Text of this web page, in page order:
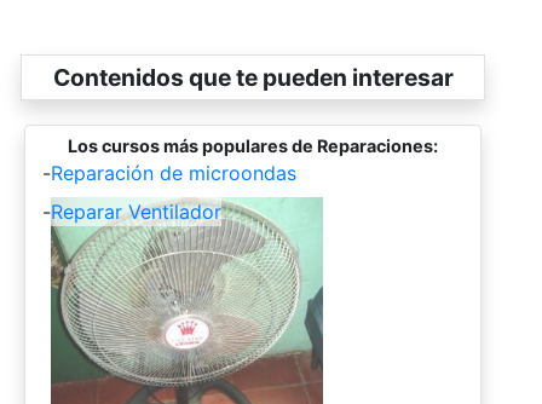
Contenidos que te pueden interesar
Los cursos más populares de Reparaciones:
-Reparación de microondas
-Reparar Ventilador